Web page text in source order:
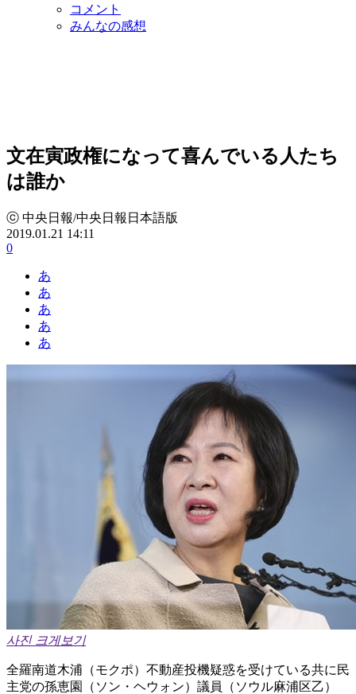
コメント
みんなの感想
文在寅政権になって喜んでいる人たち
は誰か
ⓒ 中央日報/中央日報日本語版
2019.01.21 14:11
0
あ
あ
あ
あ
あ
사진 크게보기
全羅南道木浦（モクポ）不動産投機疑惑を受けている共に民
主党の孫恵園（ソン・ヘウォン）議員（ソウル麻浦区乙）